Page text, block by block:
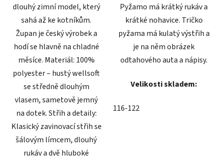
dlouhý zimní model, který
sahá až ke kotníkům.
Župan je český výrobek a
hodí se hlavně na chladné
měsíce. Materiál: 100%
polyester – hustý wellsoft
se středně dlouhým
vlasem, sametově jemný
na dotek. Střih a detaily:
Klasický zavinovací střih se
šálovým límcem, dlouhý
rukáv a dvě hluboké
Pyžamo má krátký rukáv a
krátké nohavice. Tričko
pyžama má kulatý výstřih a
je na něm obrázek
odtahového auta a nápisy.
Velikosti skladem:
116-122